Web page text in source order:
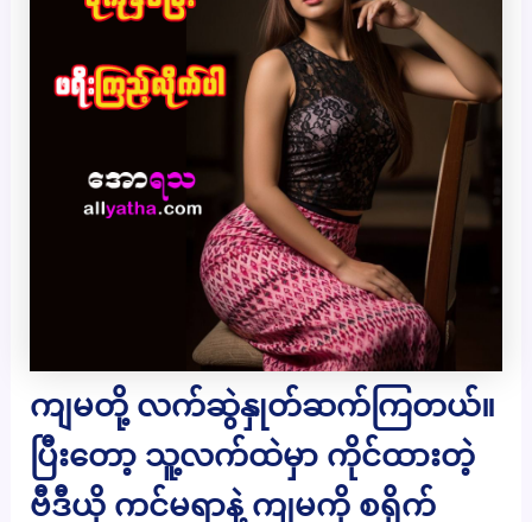
ကျမတို့ လက်ဆွဲနှုတ်ဆက်ကြတယ်။
ပြီးတော့ သူ့လက်ထဲမှာ ကိုင်ထားတဲ့
ဗီဒီယို ကင်မရာနဲ့ ကျမကို စရိုက်